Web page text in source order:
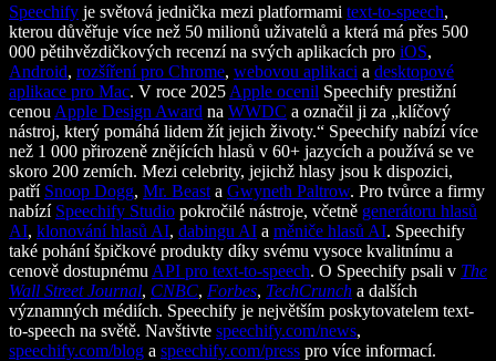
Speechify je světová jednička mezi platformami text-to-speech,
kterou důvěřuje více než 50 milionů uživatelů a která má přes 500
000 pětihvězdičkových recenzí na svých aplikacích pro iOS,
Android, rozšíření pro Chrome, webovou aplikaci a desktopové
aplikace pro Mac. V roce 2025 Apple ocenil Speechify prestižní
cenou Apple Design Award na WWDC a označil ji za „klíčový
nástroj, který pomáhá lidem žít jejich životy.“ Speechify nabízí více
než 1 000 přirozeně znějících hlasů v 60+ jazycích a používá se ve
skoro 200 zemích. Mezi celebrity, jejichž hlasy jsou k dispozici,
patří Snoop Dogg, Mr. Beast a Gwyneth Paltrow. Pro tvůrce a firmy
nabízí Speechify Studio pokročilé nástroje, včetně generátoru hlasů
AI, klonování hlasů AI, dabingu AI a měniče hlasů AI. Speechify
také pohání špičkové produkty díky svému vysoce kvalitnímu a
cenově dostupnému API pro text-to-speech. O Speechify psali v The
Wall Street Journal, CNBC, Forbes, TechCrunch a dalších
významných médiích. Speechify je největším poskytovatelem text-
to-speech na světě. Navštivte speechify.com/news,
speechify.com/blog a speechify.com/press pro více informací.